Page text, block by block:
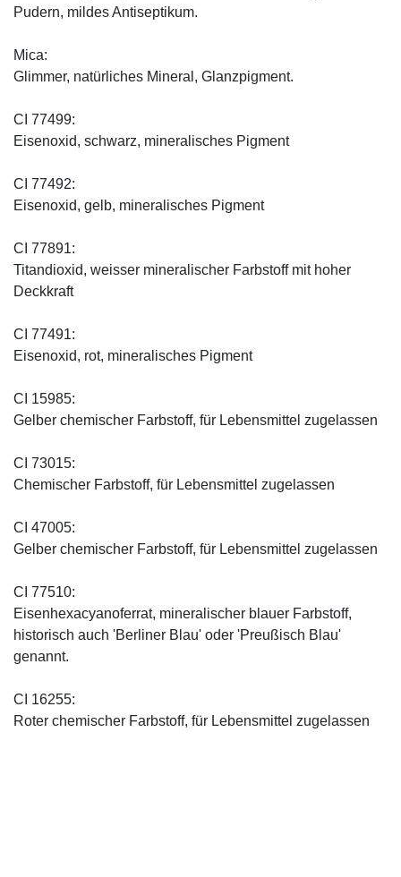
Pudern, mildes Antiseptikum.
Mica:
Glimmer, natürliches Mineral, Glanzpigment.
CI 77499:
Eisenoxid, schwarz, mineralisches Pigment
CI 77492:
Eisenoxid, gelb, mineralisches Pigment
CI 77891:
Titandioxid, weisser mineralischer Farbstoff mit hoher
Deckkraft
CI 77491:
Eisenoxid, rot, mineralisches Pigment
CI 15985:
Gelber chemischer Farbstoff, für Lebensmittel zugelassen
CI 73015:
Chemischer Farbstoff, für Lebensmittel zugelassen
CI 47005:
Gelber chemischer Farbstoff, für Lebensmittel zugelassen
CI 77510:
Eisenhexacyanoferrat, mineralischer blauer Farbstoff,
historisch auch 'Berliner Blau' oder 'Preußisch Blau'
genannt.
CI 16255:
Roter chemischer Farbstoff, für Lebensmittel zugelassen